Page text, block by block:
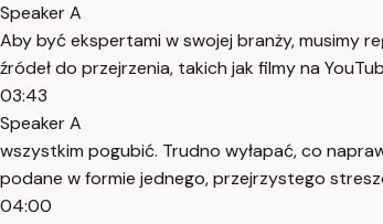
Speaker A
Aby być ekspertami w swojej branży, musimy
źródeł do przejrzenia, takich jak filmy na
03:43
Speaker A
wszystkim pogubić. Trudno wyłapać, co
podane w formie jednego, przejrzystego
04:00